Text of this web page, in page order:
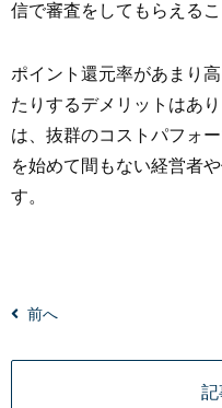
信で審査をしてもらえる
ポイント還元率があまり
たりするデメリットはあ
は、抜群のコストパフォ
を始めて間もない経営者
す。
前へ
記